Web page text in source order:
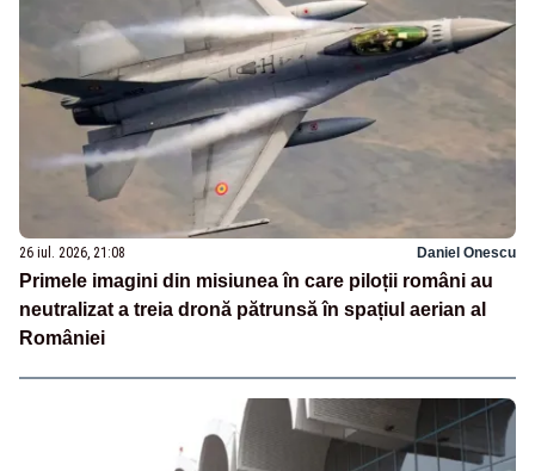
26 iul. 2026, 21:08 Daniel Onescu
Primele imagini din misiunea în care piloții români au
neutralizat a treia dronă pătrunsă în spațiul aerian al
României